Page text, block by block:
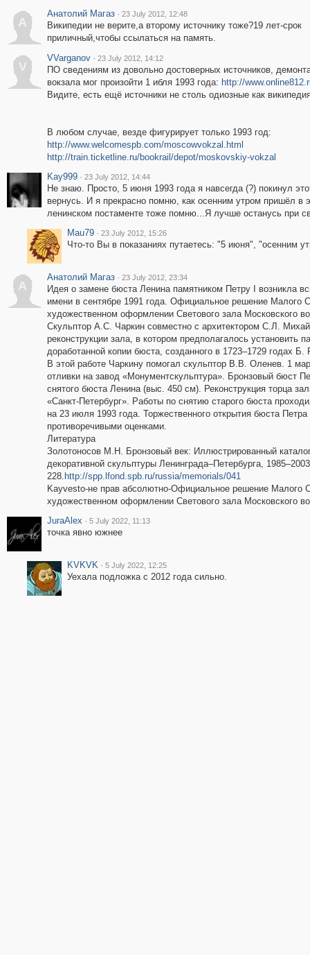
А
Анатолий Магаз · 23 July 2012, 12:48
Википедии не верите,а второму источнику тоже?19 лет-срок
приличный,чтобы ссылаться на память.
V
VVarganov · 23 July 2012, 14:12
ПО сведениям из довольно достоверных источников,
вокзала мог произойти 1 ибля 1993 года: http://
Видите, есть ещё источники не столь одиозные как
В любом случае, везде фигурирует только 1993 год:
http://www.welcomespb.com/moscowvokzal.html
http://train.ticketline.ru/bookrail/depot/moskovskiy-vokzal
Kay999 · 23 July 2012, 14:44
Не знаю. Просто, 5 июня 1993 года я навсегда (?) покинул
вернусь. И я прекрасно помню, как осенним утром пришёл в
ленинском постаменте тоже помню...Я лучше останусь при
Mau79 · 23 July 2012, 15:26
Что-то Вы в показаниях путаетесь: "5 июня", "осенним
А
Анатолий Магаз · 23 July 2012, 23:34
Идея о замене бюста Ленина памятником Петру I возникла
имени в сентябре 1991 года. Официальное решение Малого
художественном оформлении Светового зала Московского
Скульптор А.С. Чаркин совместно с архитектором С.Л.
реконструкции зала, в котором предполагалось установить
доработанной копии бюста, созданного в 1723–1729 годах Б.
В этой работе Чаркину помогал скульптор В.В. Оленев. 1
отливки на завод «Монументскульптура». Бронзовый бюст
снятого бюста Ленина (выс. 450 см). Реконструкция торца
«Санкт-Петербург». Работы по снятию старого бюста
на 23 июля 1993 года. Торжественного открытия бюста
противоречивыми оценками.
Литература
Золотоносов М.Н. Бронзовый век: Иллюстрированный
декоративной скульптуры Ленинграда–Петербурга,
228. http://spp.lfond.spb.ru/russia/memorials/041
Kayvesto-не прав абсолютно-Официальное решение Малого
художественном оформлении Светового зала Московского
JuraAlex · 5 July 2022, 11:13
точка явно южнее
KVKVK · 5 July 2022, 12:25
Уехала подложка с 2012 года сильно.